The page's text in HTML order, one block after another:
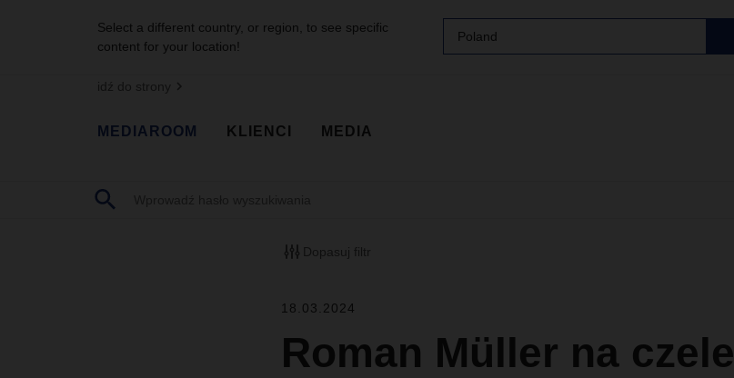
Select a different country, or region, to see specific
content for your location!
Poland
idź do strony
MEDIAROOM KLIENCI MEDIA
Dopasuj filtr
18.03.2024
Roman Müller na czele